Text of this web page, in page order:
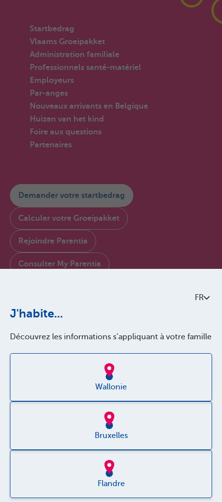
FR
J'habite...
Découvrez les informations s’appliquant à votre famille
Wallonie
Bruxelles
Flandre
Startbedrag
Vlaams Groeipakket
Administration familiale
Professionnels santé-matériel
Employeurs
Par-anges
Nouveaux arrivants en Belgique
Huizen van het kind
Foire aux questions
Partenaires
Demander votre startbedrag
Calculer votre Groeipakket
Rejoindre Parentia
Consulter My Parentia
À propos de Parentia
Accessibilité